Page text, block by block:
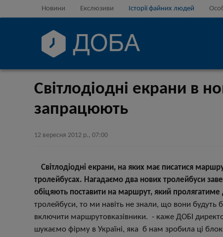
Новини Екслюзиви Історії файних людей
Світлодіодні екрани в
запрацюють
12 вересня 2012 р., 07:00
Світлодіодні екрани, на яких має писатися
тролейбусах. Нагадаємо два нових тролейбуси
обіцяють поставити на маршрут, який
тролейбуси, то ми навіть не знали, що вони будуть
включити маршрутовказівники. - каже ДОБІ
шукаємо фірму в Україні, яка б нам зробила ці